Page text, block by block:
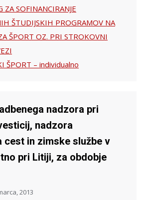
ZA SOFINANCIRANJE
ŠTUDIJSKIH PROGRAMOV NA
ŠPORT OZ. PRI STROKOVNI
ŠPORT – individualno
nadzora pri
nadzora
cest in zimske službe v
pri Litiji, za obdobje
2013